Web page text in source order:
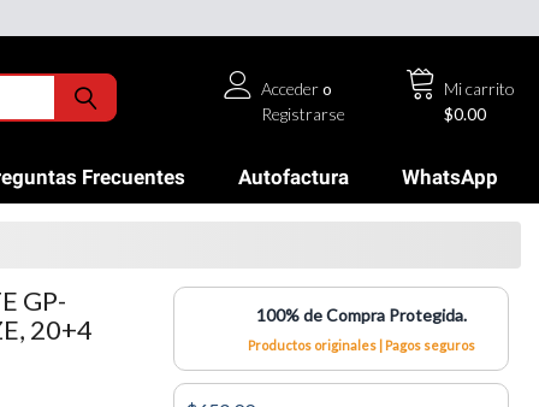
Mi carrito
$0.00
Accedero
Registrarse
Frecuentes Autofactura WhatsApp
GP-
20+4
100% de Compra Protegida.
Productos originales | Pagos seguros